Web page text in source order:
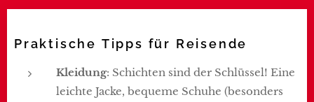
Praktische Tipps für Reisende
Kleidung: Schichten sind der Schlüssel! Eine
leichte Jacke, bequeme Schuhe (besonders